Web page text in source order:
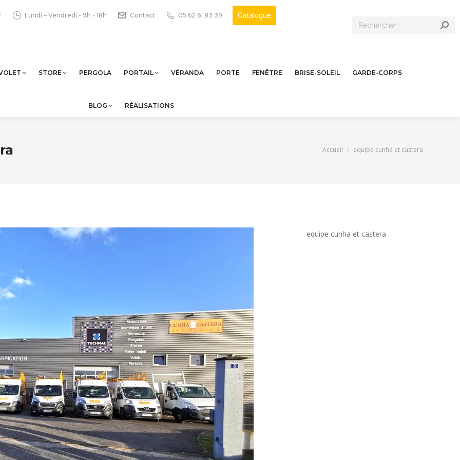
Lundi – Vendredi - 9h - 18h Contact 05 62 61 83 39 Catalogue
Recherche
STORE PERGOLA PORTAIL VÉRANDA PORTE FENÊTRE BRISE-SOLEIL GARDE-CORPS
BLOG RÉALISATIONS
Vous êtes ici :
Accueil equipe cunha et castera
equipe cunha et castera